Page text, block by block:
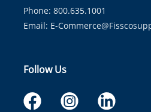
Phone: 800.635.1001
Email: E-
Follow Us